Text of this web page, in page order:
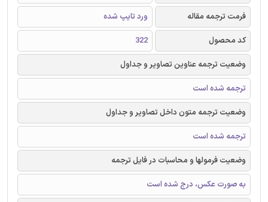
فرمت ترجمه مقاله
ورد تایپ شده
کد محصول
322
وضعیت ترجمه عناوین تصاویر و جداول
ترجمه شده است
وضعیت ترجمه متون داخل تصاویر و جداول
ترجمه شده است
وضعیت فرمولها و محاسبات در فایل ترجمه
به صورت عکس، درج شده است